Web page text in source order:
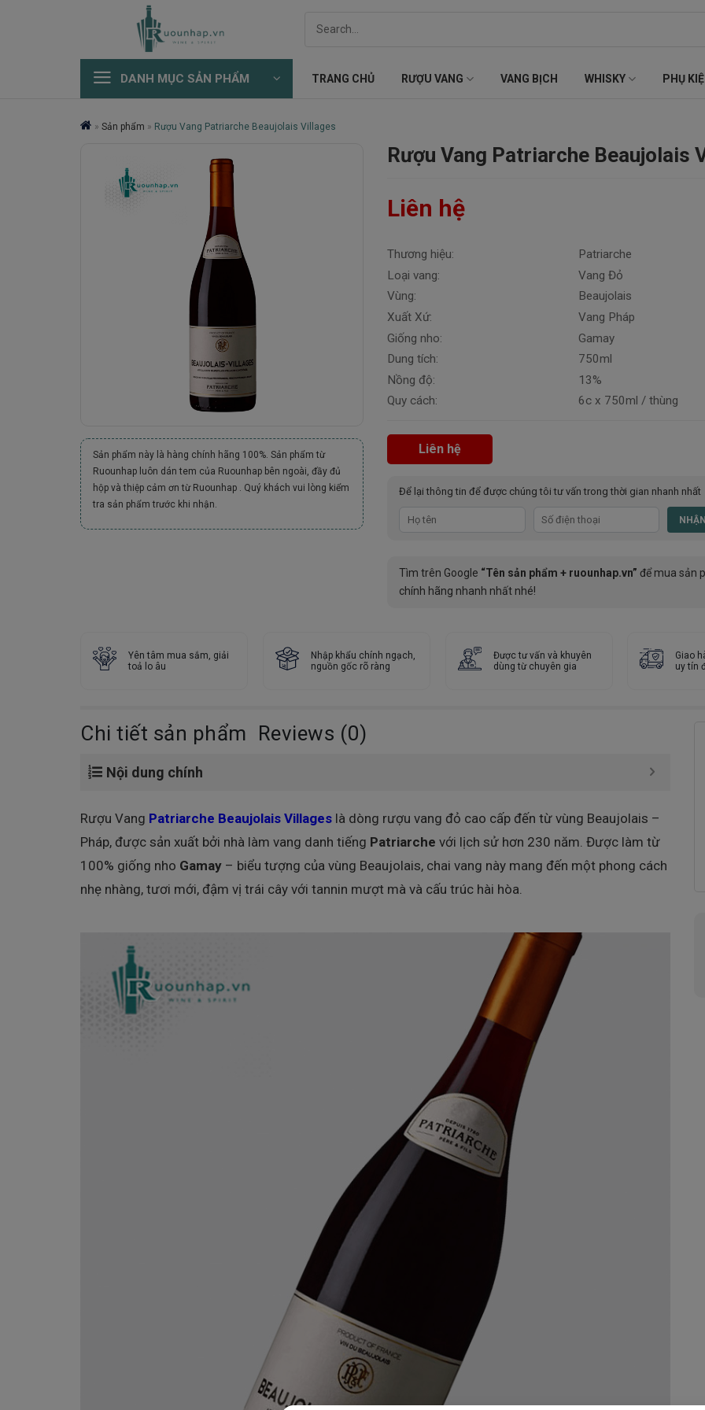
DANH MỤC SẢN PHẨM TRANG CHỦ RƯỢU VANG VANG BỊCH WHISKY PHỤ
» Sản phẩm » Rượu Vang Patriarche Beaujolais Villages
Sản phẩm này là hàng chính hãng 100%. Sản phẩm từ
Ruounhap luôn dán tem của Ruounhap bên ngoài, đầy đủ
hộp và thiệp cảm ơn từ Ruounhap . Quý khách vui lòng kiểm
tra sản phẩm trước khi nhận.
Rượu Vang Patriarche Beaujolais
Liên hệ
Thương hiệu:
Loại vang:
Vùng:
Xuất Xứ:
Giống nho:
Dung tích:
Nồng độ:
Quy cách:
Patriarche
Vang Đỏ
Beaujolais
Vang Pháp
Gamay
750ml
13%
6c x 750ml / thùng
Liên hệ
Để lại thông tin để được chúng tôi tư vấn trong thời gian nhanh nhất
Tìm trên Google “Tên sản phẩm + ruounhap.vn” để mua sản
chính hãng nhanh nhất nhé!
Yên tâm mua sắm, giải
toả lo âu
Nhập khẩu chính ngạch,
nguồn gốc rõ ràng
Được tư vấn và khuyên
dùng từ chuyên gia
Giao
uy tín
Chi tiết sản phẩm Reviews (0)
Nội dung chính
Rượu Vang Patriarche Beaujolais Villages là dòng rượu vang đỏ cao cấp đến từ vùng Beaujolais –
Pháp, được sản xuất bởi nhà làm vang danh tiếng Patriarche với lịch sử hơn 230 năm. Được làm từ
100% giống nho Gamay – biểu tượng của vùng Beaujolais, chai vang này mang đến một phong cách
nhẹ nhàng, tươi mới, đậm vị trái cây với tannin mượt mà và cấu trúc hài hòa.